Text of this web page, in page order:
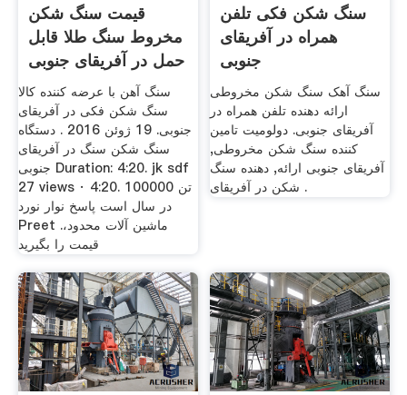
قیمت سنگ شکن
مخروط سنگ طلا قابل
حمل در آفریقای جنوبی
سنگ آهن با عرضه کننده کالا
سنگ شکن فکی در آفریقای
جنوبی. 19 ژوئن 2016 . دستگاه
سنگ شکن سنگ در آفریقای
جنوبی Duration: 4:20. jk sdf
27 views · 4:20. 100000 تن
در سال است پاسخ نوار نورد
Preet ماشین آلات محدود،.
قیمت را بگیرید
سنگ شکن فکی تلفن
همراه در آفریقای
جنوبی
سنگ آهک سنگ شکن مخروطی
ارائه دهنده تلفن همراه در
آفریقای جنوبی. دولومیت تامین
کننده سنگ شکن مخروطی,
آفریقای جنوبی ارائه, دهنده سنگ
شکن در آفریقای .